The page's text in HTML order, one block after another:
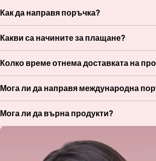
Как да направя поръчка?
Какви са начините за плащане?
Колко време отнема доставката на
Мога ли да направя международна
Мога ли да върна продукти?